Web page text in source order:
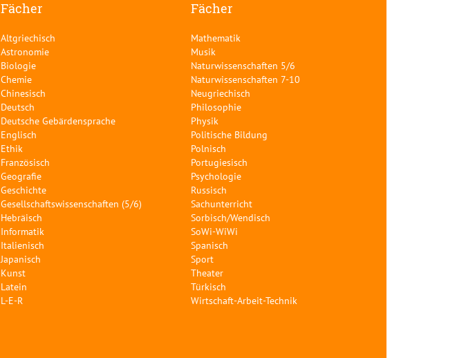
Fächer
Altgriechisch
Astronomie
Biologie
Chemie
Chinesisch
Deutsch
Deutsche Gebärdensprache
Englisch
Ethik
Französisch
Geografie
Geschichte
Gesellschaftswissenschaften (5/6)
Hebräisch
Informatik
Italienisch
Japanisch
Kunst
Latein
L-E-R
Fächer
Mathematik
Musik
Naturwissenschaften 5/6
Naturwissenschaften 7-10
Neugriechisch
Philosophie
Physik
Politische Bildung
Polnisch
Portugiesisch
Psychologie
Russisch
Sachunterricht
Sorbisch/Wendisch
SoWi-WiWi
Spanisch
Sport
Theater
Türkisch
Wirtschaft-Arbeit-Technik